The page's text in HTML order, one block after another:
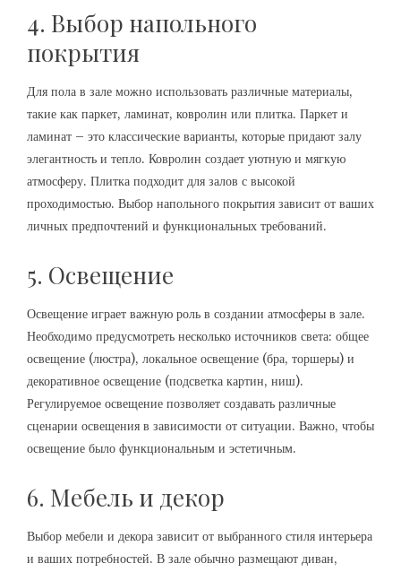
4. Выбор напольного
покрытия
Для пола в зале можно использовать различные материалы,
такие как паркет, ламинат, ковролин или плитка. Паркет и
ламинат – это классические варианты, которые придают залу
элегантность и тепло. Ковролин создает уютную и мягкую
атмосферу. Плитка подходит для залов с высокой
проходимостью. Выбор напольного покрытия зависит от ваших
личных предпочтений и функциональных требований.
5. Освещение
Освещение играет важную роль в создании атмосферы в зале.
Необходимо предусмотреть несколько источников света: общее
освещение (люстра), локальное освещение (бра, торшеры) и
декоративное освещение (подсветка картин, ниш).
Регулируемое освещение позволяет создавать различные
сценарии освещения в зависимости от ситуации. Важно, чтобы
освещение было функциональным и эстетичным.
6. Мебель и декор
Выбор мебели и декора зависит от выбранного стиля интерьера
и ваших потребностей. В зале обычно размещают диван,